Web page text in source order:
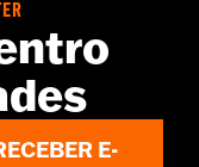
E-